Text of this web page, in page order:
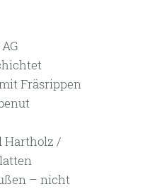
Fräsrippen
Hartholz /
– nicht